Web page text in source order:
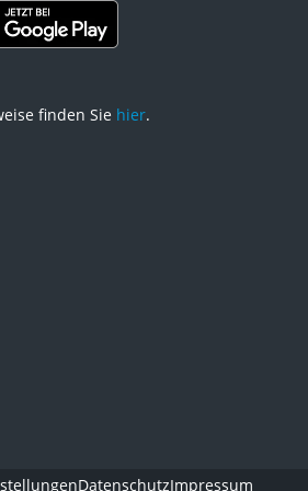
finden Sie hier.
DatenschutzImpressum